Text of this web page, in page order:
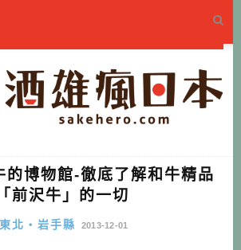
的博物館-徹底了解和牛精品
「前沢牛」的一切
東北・岩手縣 2013-12-01